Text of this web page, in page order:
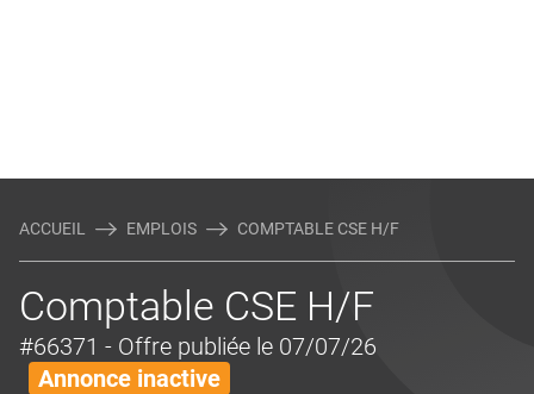
ACCUEIL EMPLOIS COMPTABLE CSE H/F
Comptable CSE H/F
#66371 - Offre publiée le 07/07/26
Annonce inactive